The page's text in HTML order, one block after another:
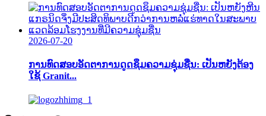
2026-07-20
ການທົດສອບອັດຕາການດູດຊຶມຄວາມຊຸ່ມຊື່ນ: ເປັນຫຍັງຕ້ອງ
ໃຊ້ Granit...